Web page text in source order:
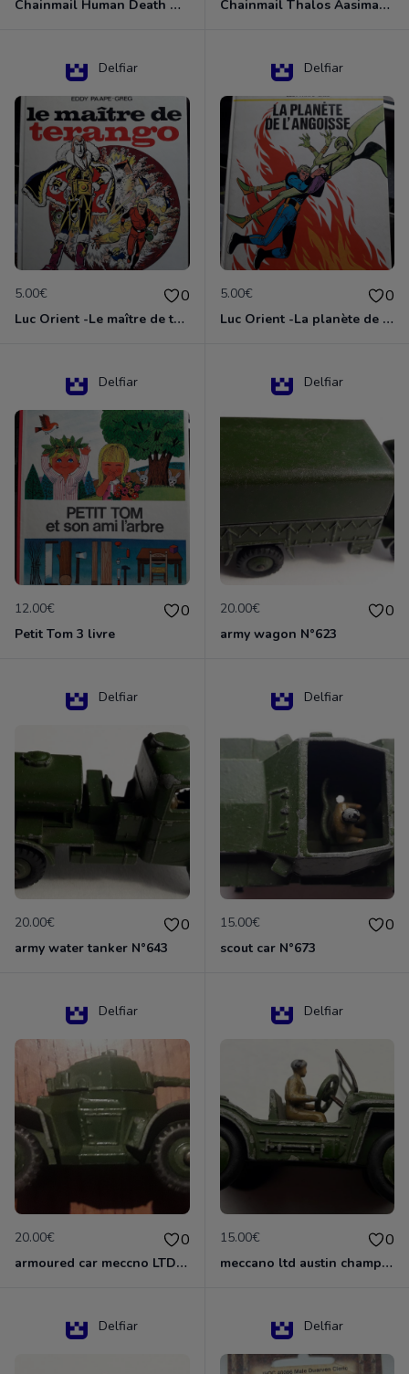
Chainmail Human Death Cleric Chainmail Thalos Aasimar Cleric
Delfiar
5.00€ 0
Luc Orient -Le maître de terango
Delfiar
5.00€ 0
Luc Orient -La planète de l'angoisse
Delfiar
12.00€ 0
Petit Tom 3 livre
Delfiar
20.00€ 0
army wagon N°623
Delfiar
20.00€ 0
army water tanker N°643
Delfiar
15.00€ 0
scout car N°673
Delfiar
20.00€ 0
armoured car meccno LTD N°670
Delfiar
15.00€ 0
meccano ltd austin champ N°674
Delfiar Delfiar